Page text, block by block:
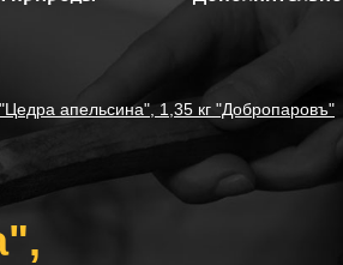
апельсина", 1,35 кг "Добропаровъ"